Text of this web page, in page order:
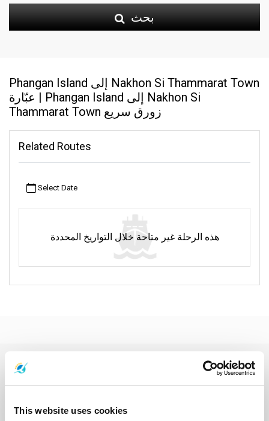
This website uses cookies
بحث
Phangan Island إلى Nakhon Si Thammarat Town
عبّارة | Phangan Island إلى Nakhon Si
Thammarat Town زورق سريع
Related Routes
Select Date
هذه الرحلة غير متاحة خلال التواريخ المحددة
وجهات العبّارات
آو نانج أيوثايا باتايا بانكوك براتشواب خيري خان تاك ترات
ترانج
جزيرة ناكا
خاو لاك دونساك رايلاي